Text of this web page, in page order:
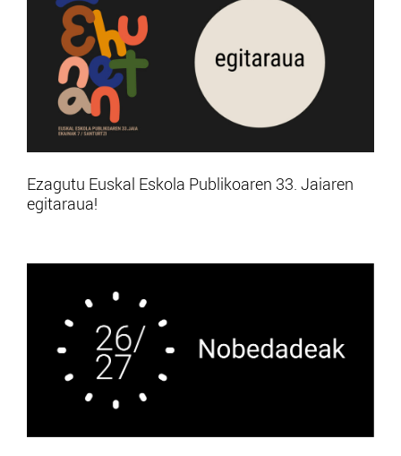
Ezagutu Euskal Eskola Publikoaren 33. Jaiaren
egitaraua!